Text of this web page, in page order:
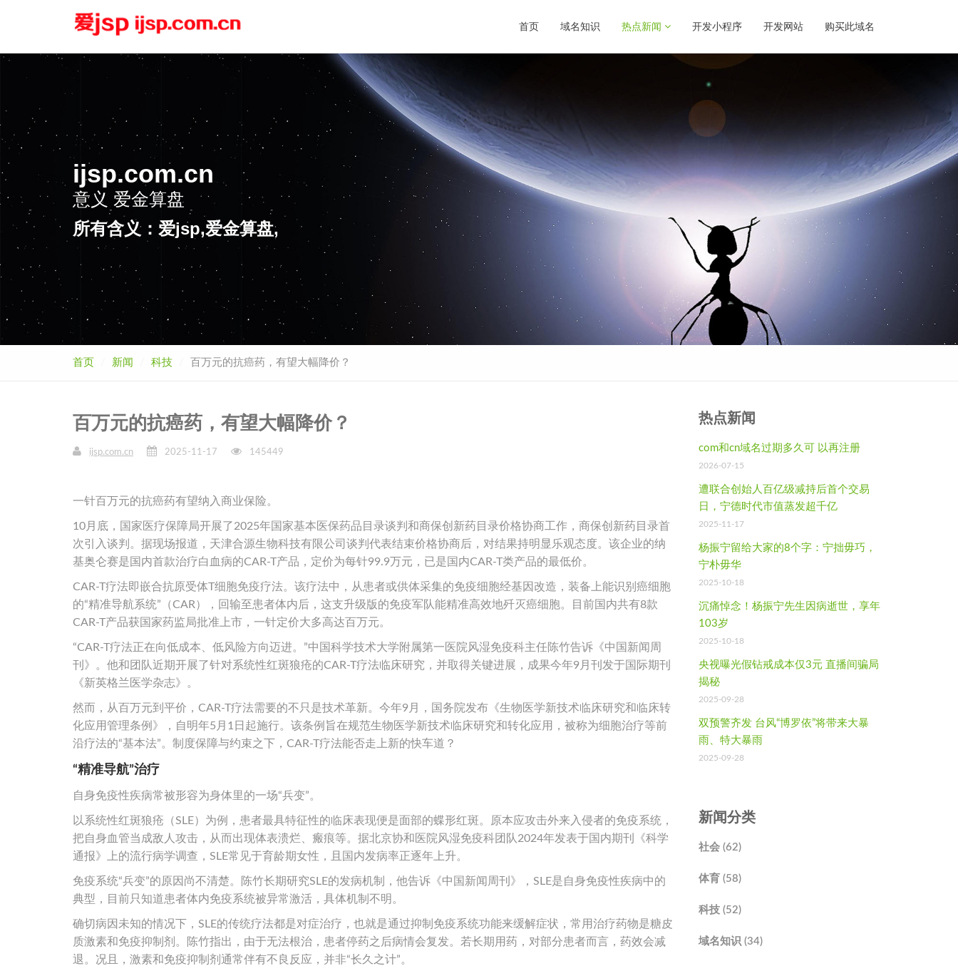
首页 域名知识 热点新闻 开发小程序 开发网站 购买此域名
ijsp.com.cn
意义
所有含义：爱jsp,爱金算盘,
首页 新闻 科技 百万元的抗癌药，有望大幅降价？
百万元的抗癌药，有望大幅降价？
ijsp.com.cn 2025-11-17 145449
一针百万元的抗癌药有望纳入商业保险。
10月底，国家医疗保障局开展了2025年国家基本医保药品目录谈判和商保创新药目录价格协商工作，商保创新药目录首
次引入谈判。据现场报道，天津合源生物科技有限公司谈判代表结束价格协商后，对结果持明显乐观态度。该企业的纳
基奥仑赛是国内首款治疗白血病的CAR-T产品，定价为每针99.9万元，已是国内CAR-T类产品的最低价。
CAR-T疗法即嵌合抗原受体T细胞免疫疗法。该疗法中，从患者或供体采集的免疫细胞经基因改造，装备上能识别癌细胞
的“精准导航系统”（CAR），回输至患者体内后，这支升级版的免疫军队能精准高效地歼灭癌细胞。目前国内共有8款
CAR-T产品获国家药监局批准上市，一针定价大多高达百万元。
“CAR-T疗法正在向低成本、低风险方向迈进。”中国科学技术大学附属第一医院风湿免疫科主任陈竹告诉《中国新闻周
刊》。他和团队近期开展了针对系统性红斑狼疮的CAR-T疗法临床研究，并取得关键进展，成果今年9月刊发于国际期刊
《新英格兰医学杂志》。
然而，从百万元到平价，CAR-T疗法需要的不只是技术革新。今年9月，国务院发布《生物医学新技术临床研究和临床转
化应用管理条例》，自明年5月1日起施行。该条例旨在规范生物医学新技术临床研究和转化应用，被称为细胞治疗等前
沿疗法的“基本法”。制度保障与约束之下，CAR-T疗法能否走上新的快车道？
“精准导航”治疗
自身免疫性疾病常被形容为身体里的一场“兵变”。
以系统性红斑狼疮（SLE）为例，患者最具特征性的临床表现便是面部的蝶形红斑。原本应攻击外来入侵者的免疫系统，
把自身血管当成敌人攻击，从而出现体表溃烂、瘢痕等。据北京协和医院风湿免疫科团队2024年发表于国内期刊《科学
通报》上的流行病学调查，SLE常见于育龄期女性，且国内发病率正逐年上升。
免疫系统“兵变”的原因尚不清楚。陈竹长期研究SLE的发病机制，他告诉《中国新闻周刊》，SLE是自身免疫性疾病中的
典型，目前只知道患者体内免疫系统被异常激活，具体机制不明。
确切病因未知的情况下，SLE的传统疗法都是对症治疗，也就是通过抑制免疫系统功能来缓解症状，常用治疗药物是糖皮
质激素和免疫抑制剂。陈竹指出，由于无法根治，患者停药之后病情会复发。若长期用药，对部分患者而言，药效会减
退。况且，激素和免疫抑制剂通常伴有不良反应，并非“长久之计”。
热点新闻
com和cn域名过期多久可 以再注册
2026-07-15
遭联合创始人百亿级减持后首个交易
日，宁德时代市值蒸发超千亿
2025-11-17
杨振宁留给大家的8个字：宁拙毋巧，
宁朴毋华
2025-10-18
沉痛悼念！杨振宁先生因病逝世，享年
103岁
2025-10-18
央视曝光假钻戒成本仅3元 直播间骗局
揭秘
2025-09-28
双预警齐发 台风“博罗依”将带来大暴
雨、特大暴雨
2025-09-28
新闻分类
社会 (62)
体育 (58)
科技 (52)
域名知识 (34)